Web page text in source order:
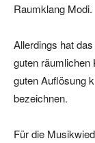
Raumklang Modi.
Allerdings hat
guten räumlichen
guten Auflösung
bezeichnen.
Für die